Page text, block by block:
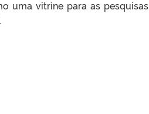
uma vitrine para as pesquisas